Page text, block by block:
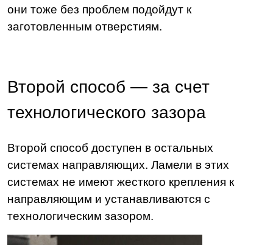
они тоже без проблем подойдут к
заготовленным отверстиям.
Второй способ — за счет
технологического зазора
Второй способ доступен в остальных
системах направляющих. Ламели в этих
системах не имеют жесткого крепления к
направляющим и устанавливаются с
технологическим зазором.